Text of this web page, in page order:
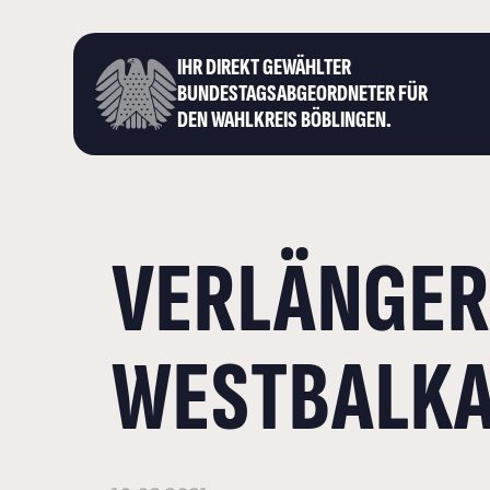
IHR DIREKT GEWÄHLTER
BUNDESTAGS­ABGEORDNETER FÜR
DEN WAHLKREIS BÖBLINGEN.